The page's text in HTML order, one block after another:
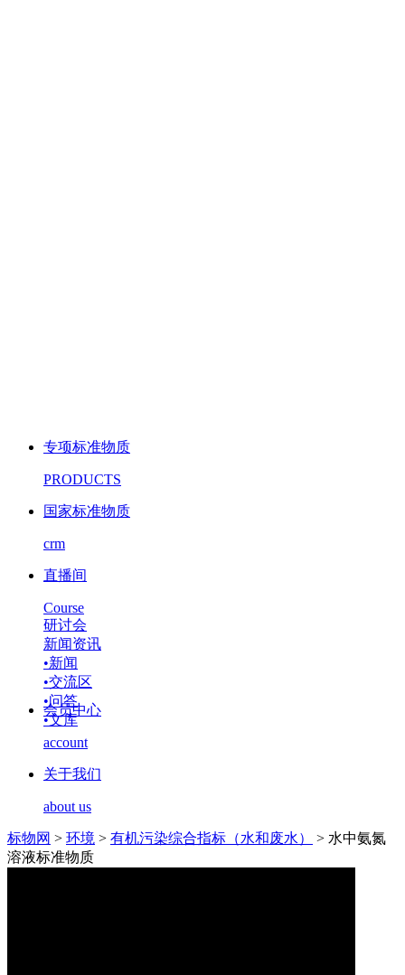
专项标准物质
PRODUCTS
国家标准物质
crm
直播间
Course
研讨会
新闻资讯
•新闻
•交流区
•问答
•文库
会员中心
account
关于我们
about us
标物网 > 环境 > 有机污染综合指标（水和废水） > 水中氨氮
溶液标准物质